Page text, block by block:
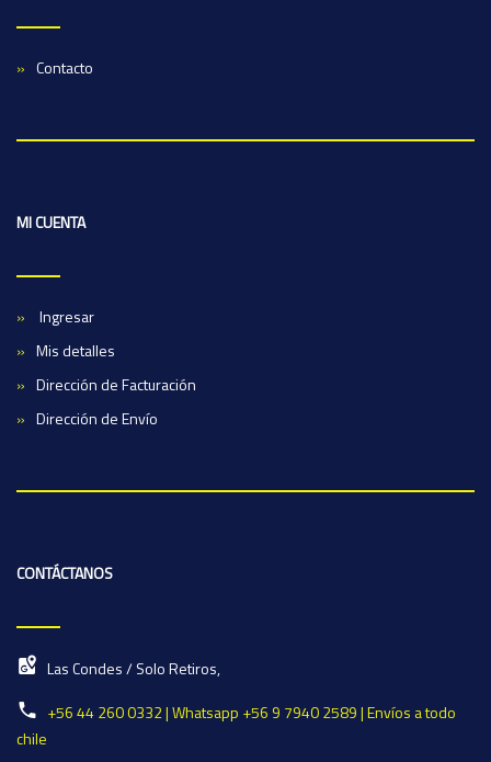
Contacto
MI CUENTA
Ingresar
Mis detalles
Dirección de Facturación
Dirección de Envío
CONTÁCTANOS
Las Condes / Solo Retiros,
+56 44 260 0332 | Whatsapp +56 9 7940 2589 | Envíos a todo
chile